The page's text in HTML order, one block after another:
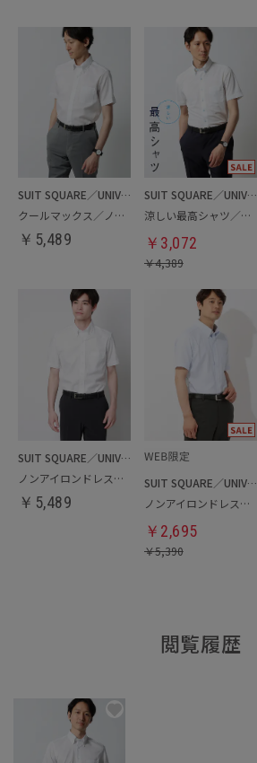
SUIT SQUARE／UNIVERSAL LANGUAGE
クールマックス／ノンアイロンドレスシャツ
￥ 5,489
SUIT SQUARE／UNIVERSAL LANGUAGE
涼しい最高シャツ／ノンアイロンジャージードレスシャツ
￥ 3,072
￥4,389
SUIT SQUARE／UNIVERSAL LANGUAGE
ノンアイロンドレスシャツ／クールマックス
￥ 5,489
SUIT SQUARE／UNIVERSAL LANGUAGE
ノンアイロンドレスシャツ
￥ 2,695
￥5,390
閲覧履歴